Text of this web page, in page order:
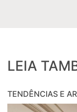
LEIA
TENDÊNCIAS E